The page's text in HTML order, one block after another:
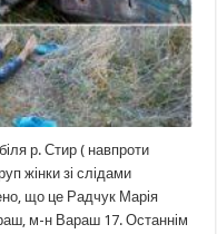
р. Стир ( навпроти
жінки зі слідами
що це Радчук Марія
м-н Вараш 17. Останнім